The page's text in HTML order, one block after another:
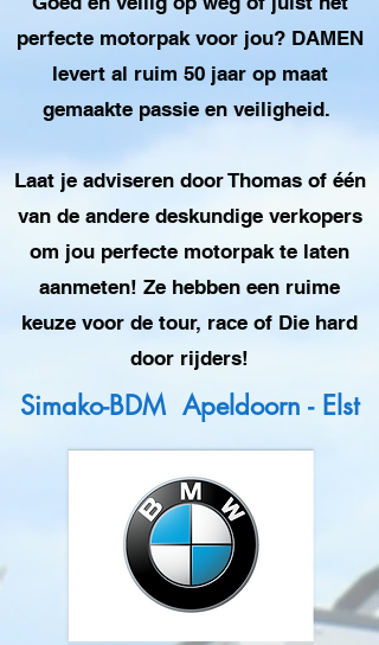
perfecte motorpak voor jou? DAMEN
levert al ruim 50 jaar op maat
gemaakte passie en veiligheid.
Laat je adviseren door Thomas of één
van de andere deskundige verkopers
om jou perfecte motorpak te laten
aanmeten! Ze hebben een ruime
keuze voor de tour, race of Die hard
door rijders!
Simako-BDM Apeldoorn - Elst